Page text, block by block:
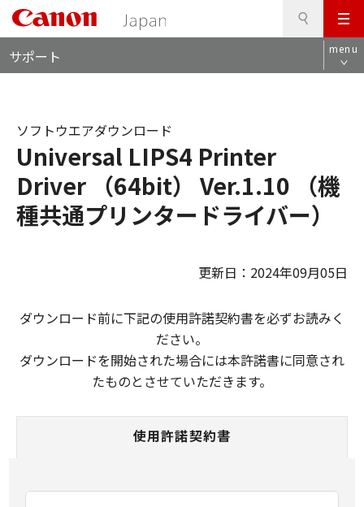
メ
ニ
ュ
サポート menu
Universal LIPS4 Printer
Driver （64bit） Ver.1.10 （機
種共通プリンタードライバー）
ソフトウエアダウンロード
更新日：2024年09月05日
ダウンロード前に下記の使用許諾契約書を必ずお読みく
ださい。
ダウンロードを開始された場合には本許諾書に同意され
たものとさせていただきます。
使用許諾契約書